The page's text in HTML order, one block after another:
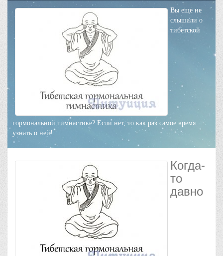
Вы еще не
слышали о
тибетской
гормональной гимнастике? Если нет, то как раз самое время
узнать о ней!
Когда-
то
давно